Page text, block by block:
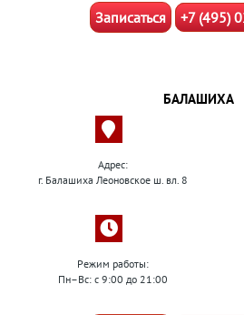
Записаться +7 (495)
БАЛАШИХА
Адрес:
г. Балашиха Леоновское ш. вл. 8
Режим работы:
Пн–Вс: с 9:00 до 21:00